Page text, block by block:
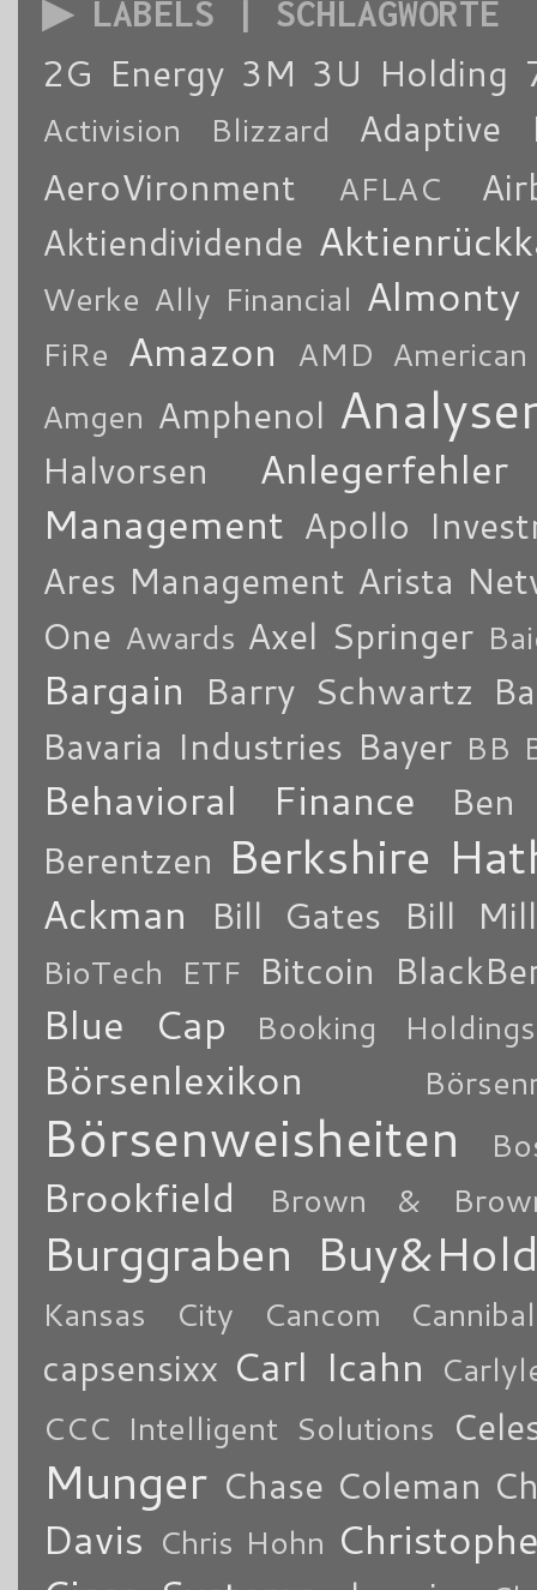
▶ LABELS | SCHLAGWORTE
2G Energy 3M 3U Holding
Activision Blizzard
Adaptive
AeroVironment
AFLAC
Aktiendividende
Werke Ally Financial Almonty
FiRe Amazon AMD
Amgen Amphenol
Halvorsen
Anlegerfehler
Management Apollo
Ares Management Arista
One Awards Axel Springer
Bargain Barry Schwartz
Bavaria Industries Bayer BB
Behavioral Finance
Berentzen Berkshire
Ackman Bill Gates Bill
BioTech ETF Bitcoin
Blue Cap Booking Holdings
Börsenlexikon
Börsenweisheiten
Brookfield Brown &
Burggraben
Kansas City Cancom Cannibal
capsensixx Carl Icahn
CCC Intelligent Solutions
Munger Chase Coleman
Davis Chris Hohn